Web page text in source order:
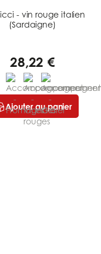
- vin rouge italien
(Sardaigne)
28,22 €
Ajouter au panier